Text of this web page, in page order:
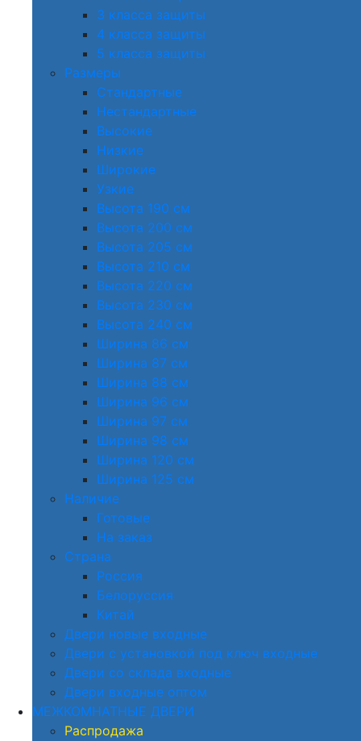
3 класса защиты
4 класса защиты
5 класса защиты
Размеры
Стандартные
Нестандартные
Высокие
Низкие
Широкие
Узкие
Высота 190 см
Высота 200 см
Высота 205 см
Высота 210 см
Высота 220 см
Высота 230 см
Высота 240 см
Ширина 86 см
Ширина 87 см
Ширина 88 см
Ширина 96 см
Ширина 97 см
Ширина 98 см
Ширина 120 см
Ширина 125 см
Наличие
Готовые
На заказ
Страна
Россия
Белоруссия
Китай
Двери новые входные
Двери с установкой под ключ входные
Двери со склада входные
Двери входные оптом
МЕЖКОМНАТНЫЕ ДВЕРИ
Распродажа